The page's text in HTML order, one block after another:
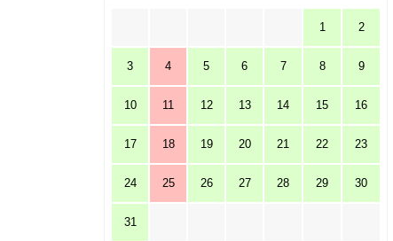
1 2
3 4 5 6 7 8 9
10 11 12 13 14 15 16
17 18 19 20 21 22 23
24 25 26 27 28 29 30
31